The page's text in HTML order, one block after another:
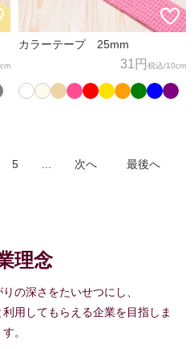
カラーテープ 25mm
31円 税込/10cm
5 次へ 最後へ
理念
の深さをたいせつにし、
用してもらえる企業を目指しま
す。